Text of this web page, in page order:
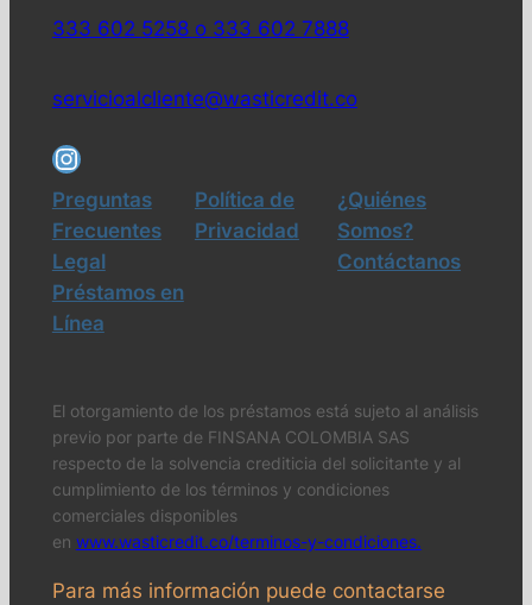
333 602 5258 o 333 602 7888
servicioalcliente@wasticredit.co
Preguntas
Frecuentes
Legal
Préstamos en
Línea
Política de
Privacidad
¿Quiénes
Somos?
Contáctanos
El otorgamiento de los préstamos está sujeto al análisis
previo por parte de FINSANA COLOMBIA SAS
respecto de la solvencia crediticia del solicitante y al
cumplimiento de los términos y condiciones
comerciales disponibles
en www.wasticredit.co/terminos-y-condiciones.
Para más información puede contactarse